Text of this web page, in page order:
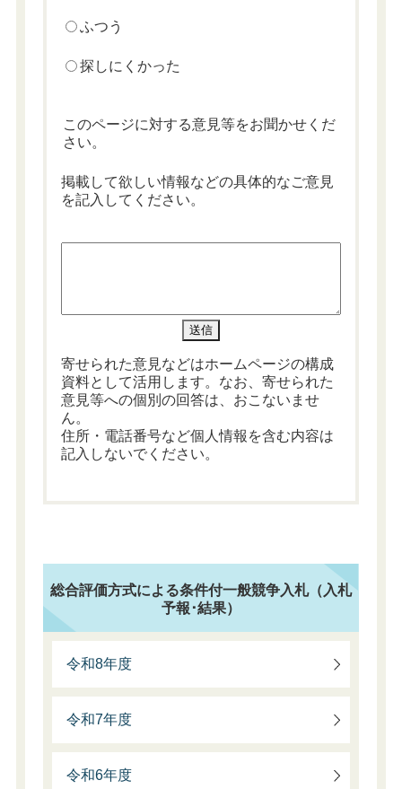
ふつう
探しにくかった
このページに対する意見等をお聞かせくだ
さい。
掲載して欲しい情報などの具体的なご意見
を記入してください。
寄せられた意見などはホームページの構成
資料として活用します。なお、寄せられた
意見等への個別の回答は、おこないませ
ん。
住所・電話番号など個人情報を含む内容は
記入しないでください。
総合評価方式による条件付一般競争入札（入札
予報･結果）
令和8年度
令和7年度
令和6年度